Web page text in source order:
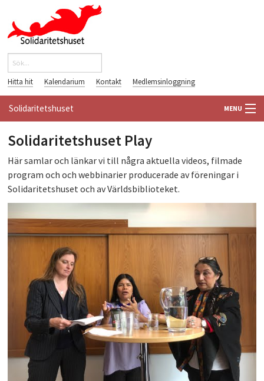
Hoppa till huvudinnehåll
Sökformulär
Hitta hit Kalendarium Kontakt Medlemsinloggning
Solidaritetshuset MENU
HEM
OM OSS
FÖRENINGAR
VÄRLDSBIBLIOTEKET
Solidaritetshuset Play
Här samlar och länkar vi till några aktuella videos, filmade
program och och webbinarier producerade av föreningar i
Solidaritetshuset och av Världsbiblioteket.